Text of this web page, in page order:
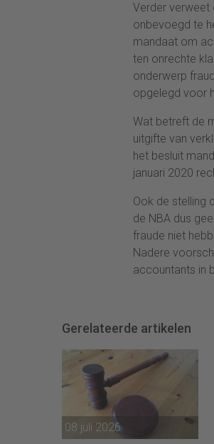
Verder verweet
onbevoegd te
mandaat om
ten onrechte
onderwerp
opgelegd voor
Wat betreft de
uitgifte van
het besluit
januari 2020
Ook de stelling
de NBA dus
fraude niet
Nadere
accountants in
Gerelateerde artikelen
08 juli 2026